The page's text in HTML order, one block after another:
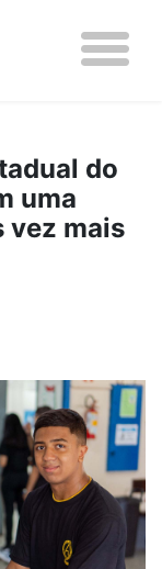
do
uma
vez mais